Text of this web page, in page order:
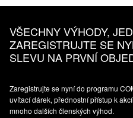
VŠECHNY VÝHODY,
ZAREGISTRUJTE SE
SLEVU NA PRVNÍ
Zaregistrujte se nyní do programu
uvítací dárek, přednostní přístup k
mnoho dalších členských výhod.